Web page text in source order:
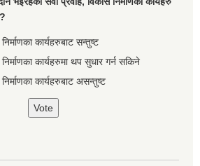
कार्यहरुबाट सन्तुष्ट
कार्यहरुमा थप सुधार गर्न सकिने
कार्यहरुबाट असन्तुष्ट